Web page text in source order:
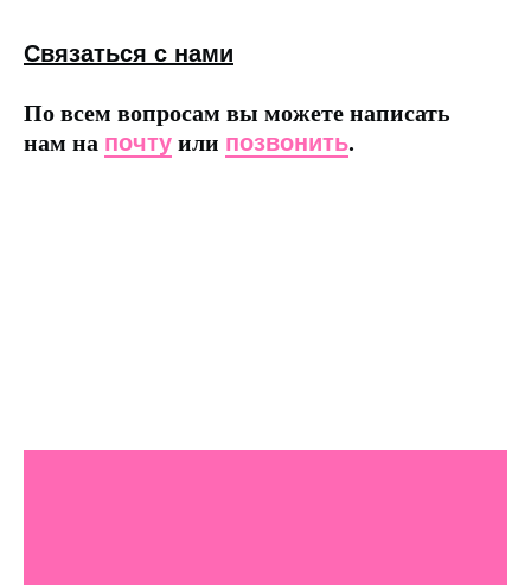
Связаться с нами
По всем вопросам вы можете написать
нам на почту или позвонить.